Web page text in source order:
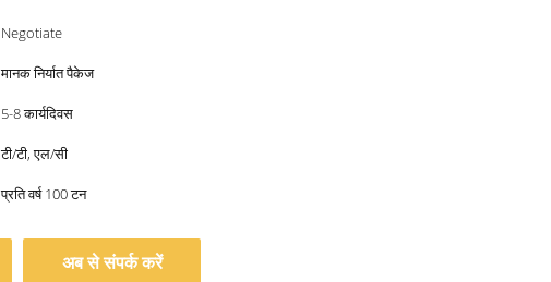
Negotiate
मानक निर्यात पैकेज
5-8 कार्यदिवस
टी/टी, एल/सी
प्रति वर्ष 100 टन
अब से संपर्क करें